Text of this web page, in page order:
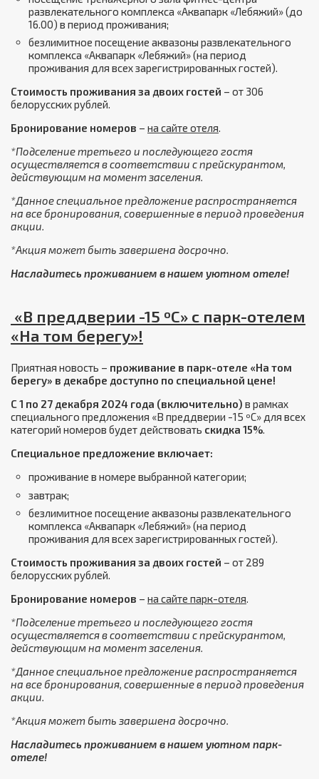
развлекательного комплекса «Аквапарк «Лебяжий» (до
16.00) в период проживания;
безлимитное посещение аквазоны развлекательного
комплекса «Аквапарк «Лебяжий» (на период
проживания для всех зарегистрированных гостей).
Стоимость проживания за двоих гостей – от 306
белорусских рублей.
Бронирование номеров – на сайте отеля.
*Подселение третьего и последующего гостя
осуществляется в соответствии с прейскурантом,
действующим на момент заселения.
*Данное специальное предложение распространяется
на все бронирования, совершенные в период проведения
акции.
*Акция может быть завершена досрочно.
Насладитесь проживанием в нашем уютном отеле!
«В преддверии -15 ºС» с парк-отелем
«На том берегу»!
Приятная новость – проживание в парк-отеле «На том
берегу» в декабре доступно по специальной цене!
С 1 по 27 декабря 2024 года (включительно) в рамках
специального предложения «В преддверии -15 ºС» для всех
категорий номеров будет действовать скидка 15%.
Специальное предложение включает:
проживание в номере выбранной категории;
завтрак;
безлимитное посещение аквазоны развлекательного
комплекса «Аквапарк «Лебяжий» (на период
проживания для всех зарегистрированных гостей).
Стоимость проживания за двоих гостей – от 289
белорусских рублей.
Бронирование номеров – на сайте парк-отеля.
*Подселение третьего и последующего гостя
осуществляется в соответствии с прейскурантом,
действующим на момент заселения.
*Данное специальное предложение распространяется
на все бронирования, совершенные в период проведения
акции.
*Акция может быть завершена досрочно.
Насладитесь проживанием в нашем уютном парк-
отеле!